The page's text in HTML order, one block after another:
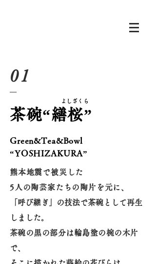
01
茶碗“繕桜”
​よしざくら
Green&Tea&Bowl
“YOSHIZAKURA”
熊本地震で被災した
5人の陶芸家たちの陶片を元に、
「呼び継ぎ」の技法で茶碗として再生
しました。
茶碗の黒の部分は輪島塗の椀の木片
で、